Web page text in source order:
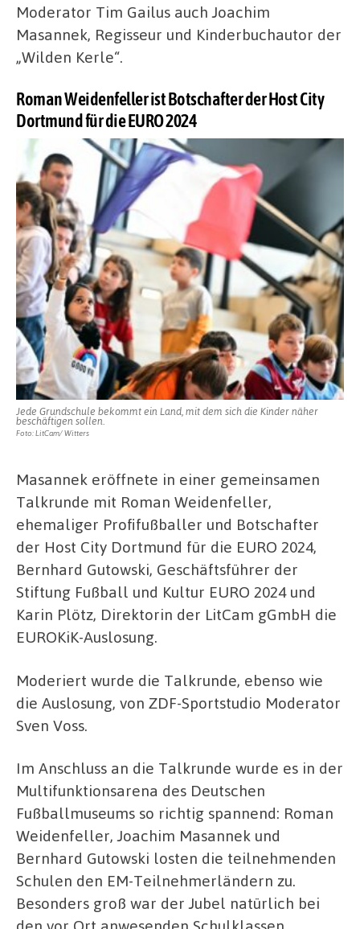
Moderator Tim Gailus auch Joachim
Masannek, Regisseur und Kinderbuchautor der
„Wilden Kerle“.
Roman Weidenfeller ist Botschafter der Host City
Dortmund für die EURO 2024
Jede Grundschule bekommt ein Land, mit dem sich die Kinder näher
beschäftigen sollen.
Foto: LitCam/ Witters
Masannek eröffnete in einer gemeinsamen
Talkrunde mit Roman Weidenfeller,
ehemaliger Profifußballer und Botschafter
der Host City Dortmund für die EURO 2024,
Bernhard Gutowski, Geschäftsführer der
Stiftung Fußball und Kultur EURO 2024 und
Karin Plötz, Direktorin der LitCam gGmbH die
EUROKiK-Auslosung.
Moderiert wurde die Talkrunde, ebenso wie
die Auslosung, von ZDF-Sportstudio Moderator
Sven Voss.
Im Anschluss an die Talkrunde wurde es in der
Multifunktionsarena des Deutschen
Fußballmuseums so richtig spannend: Roman
Weidenfeller, Joachim Masannek und
Bernhard Gutowski losten die teilnehmenden
Schulen den EM-Teilnehmerländern zu.
Besonders groß war der Jubel natürlich bei